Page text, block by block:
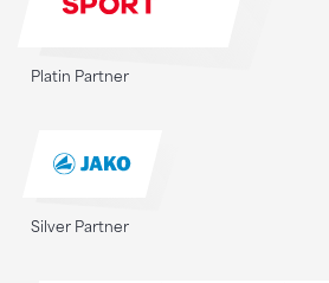
Platin Partner
Silver Partner